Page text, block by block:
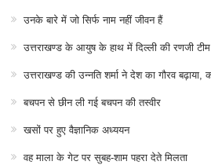
उनके बारे में जो सिर्फ नाम नहीं जीवन हैं
उत्तराखण्ड के आयुष के हाथ में दिल्ली की रणजी
उत्तराखण्ड की उन्नति शर्मा ने देश का गौरव
बचपन से छीन ली गई बचपन की तस्वीर
खसों पर हुए वैज्ञानिक अध्ययन
वह माला के गेट पर सुबह-शाम पहरा देते मिलता